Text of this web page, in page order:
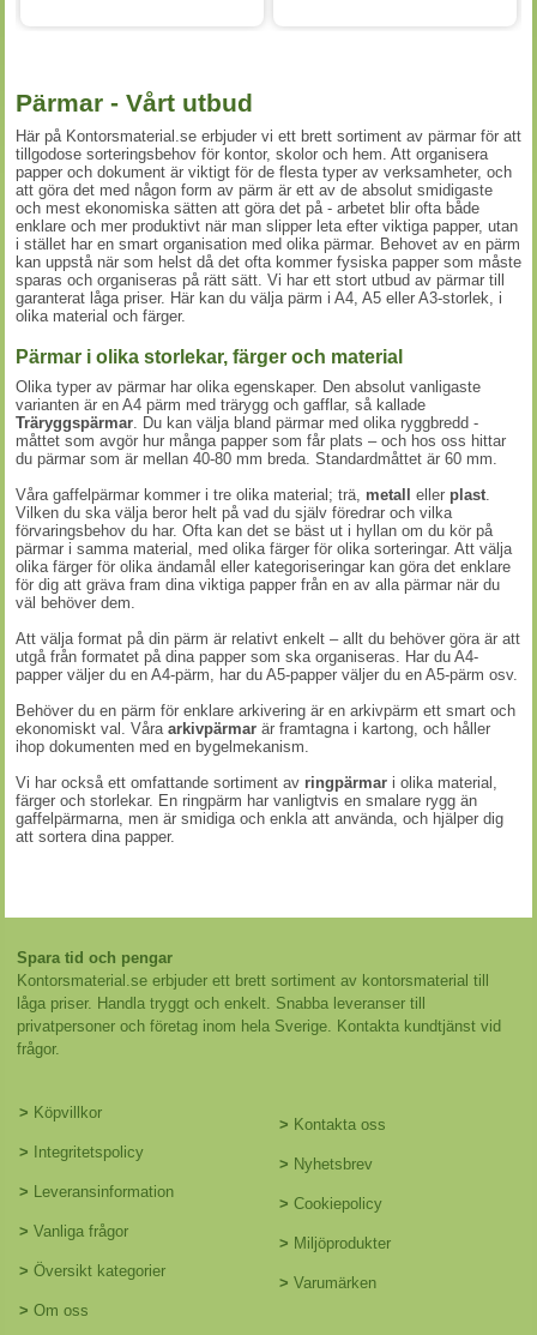
Pärmar - Vårt utbud
Här på Kontorsmaterial.se erbjuder vi ett brett sortiment av pärmar för att
tillgodose sorteringsbehov för kontor, skolor och hem. Att organisera
papper och dokument är viktigt för de flesta typer av verksamheter, och
att göra det med någon form av pärm är ett av de absolut smidigaste
och mest ekonomiska sätten att göra det på - arbetet blir ofta både
enklare och mer produktivt när man slipper leta efter viktiga papper, utan
i stället har en smart organisation med olika pärmar. Behovet av en pärm
kan uppstå när som helst då det ofta kommer fysiska papper som måste
sparas och organiseras på rätt sätt. Vi har ett stort utbud av pärmar till
garanterat låga priser. Här kan du välja pärm i A4, A5 eller A3-storlek, i
olika material och färger.
Pärmar i olika storlekar, färger och material
Olika typer av pärmar har olika egenskaper. Den absolut vanligaste
varianten är en A4 pärm med trärygg och gafflar, så kallade
Träryggspärmar. Du kan välja bland pärmar med olika ryggbredd -
måttet som avgör hur många papper som får plats – och hos oss hittar
du pärmar som är mellan 40-80 mm breda. Standardmåttet är 60 mm.
Våra gaffelpärmar kommer i tre olika material; trä, metall eller plast.
Vilken du ska välja beror helt på vad du själv föredrar och vilka
förvaringsbehov du har. Ofta kan det se bäst ut i hyllan om du kör på
pärmar i samma material, med olika färger för olika sorteringar. Att välja
olika färger för olika ändamål eller kategoriseringar kan göra det enklare
för dig att gräva fram dina viktiga papper från en av alla pärmar när du
väl behöver dem.
Att välja format på din pärm är relativt enkelt – allt du behöver göra är att
utgå från formatet på dina papper som ska organiseras. Har du A4-
papper väljer du en A4-pärm, har du A5-papper väljer du en A5-pärm osv.
Behöver du en pärm för enklare arkivering är en arkivpärm ett smart och
ekonomiskt val. Våra arkivpärmar är framtagna i kartong, och håller
ihop dokumenten med en bygelmekanism.
Vi har också ett omfattande sortiment av ringpärmar i olika material,
färger och storlekar. En ringpärm har vanligtvis en smalare rygg än
gaffelpärmarna, men är smidiga och enkla att använda, och hjälper dig
att sortera dina papper.
Spara tid och pengar
Kontorsmaterial.se erbjuder ett brett sortiment av kontorsmaterial till
låga priser. Handla tryggt och enkelt. Snabba leveranser till
privatpersoner och företag inom hela Sverige. Kontakta kundtjänst vid
frågor.
> Köpvillkor
> Integritetspolicy
> Leveransinformation
> Vanliga frågor
> Översikt kategorier
> Om oss
> Kontakta oss
> Nyhetsbrev
> Cookiepolicy
> Miljöprodukter
> Varumärken